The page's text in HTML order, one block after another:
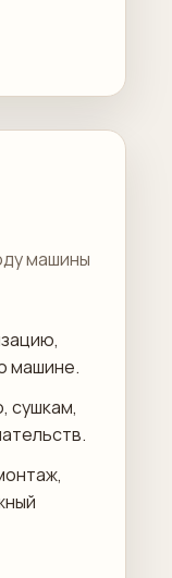
машины
машине.
сушкам,